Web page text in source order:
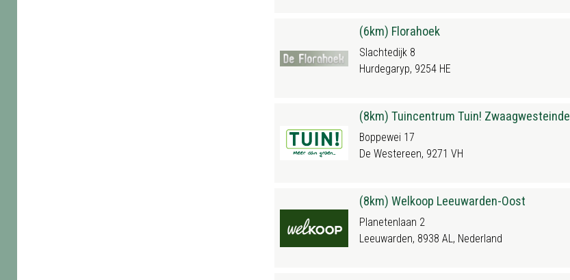
(6km) Florahoek
Slachtedijk 8
Hurdegaryp, 9254 HE
(8km) Tuincentrum Tuin! Zwaagwesteinde
Boppewei 17
De Westereen, 9271 VH
(8km) Welkoop Leeuwarden-Oost
Planetenlaan 2
Leeuwarden, 8938 AL, Nederland